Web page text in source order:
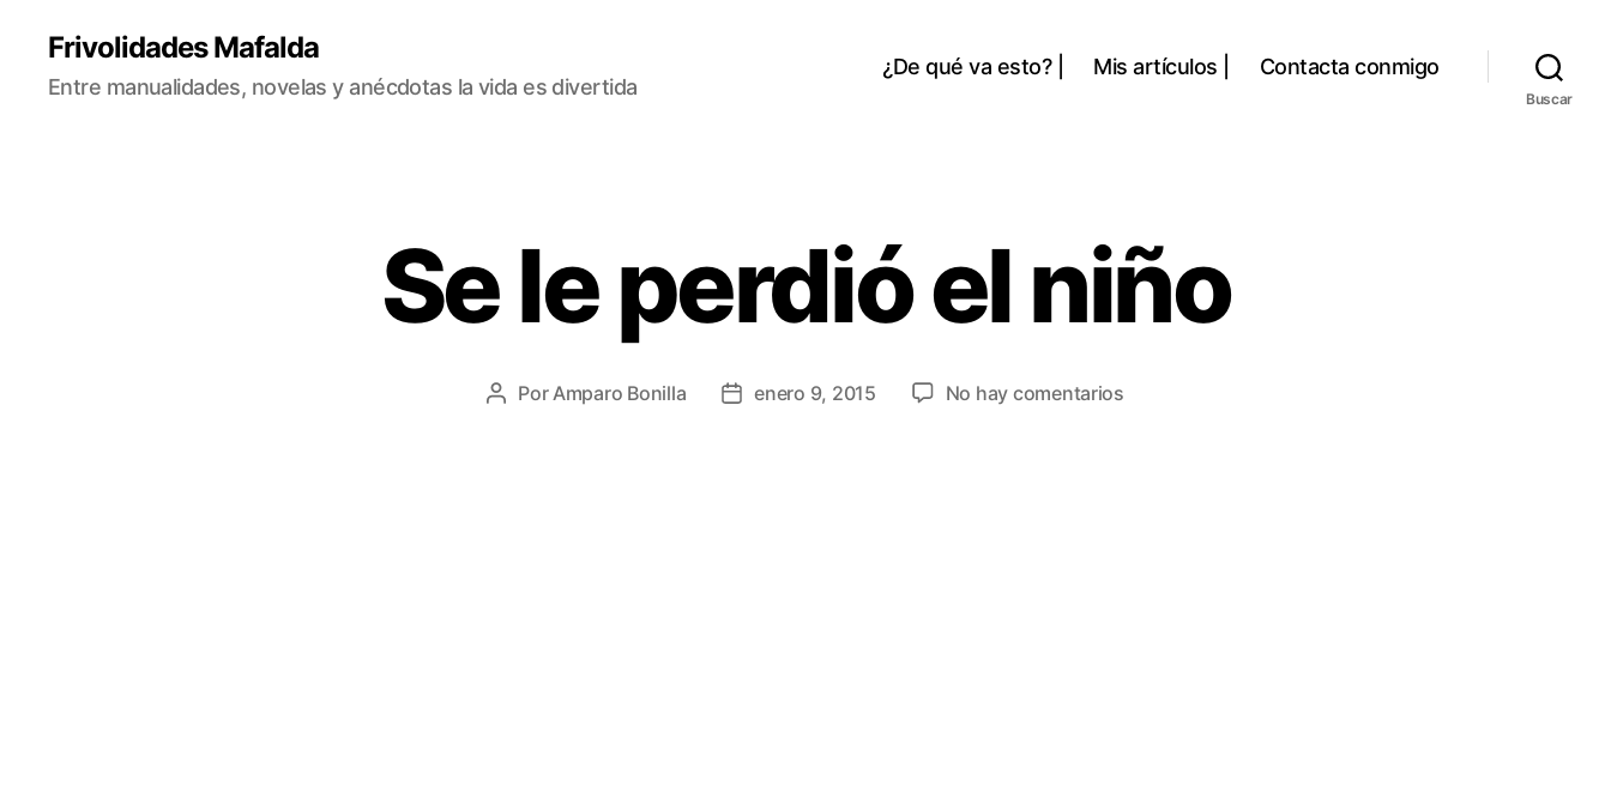
Frivolidades Mafalda
Entre manualidades, novelas y anécdotas la vida es divertida
¿De qué va esto? | Mis artículos | Contacta conmigo
Buscar
Se le perdió el niño
Autor
PorAmparo Bonilla
Fecha
enero 9, 2015 No hay comentariosen